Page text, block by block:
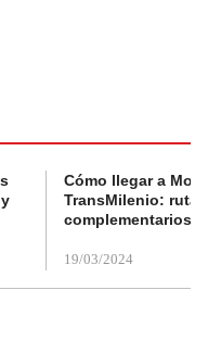
Cómo llegar a
TransMilenio:
complementarios
19/03/2024